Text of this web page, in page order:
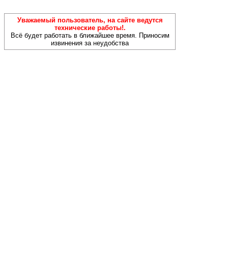
Уважаемый пользователь, на сайте ведутся
технические работы!.
Всё будет работать в ближайшее время. Приносим
извинения за неудобства